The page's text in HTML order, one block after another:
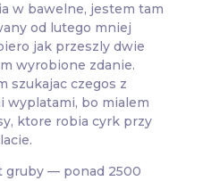
w bawelne, jestem tam
od lutego mniej
jak przeszly dwie
wyrobione zdanie.
szukajac czegos z
wyplatami, bo mialem
ktore robia cyrk przy
gruby — ponad 2500